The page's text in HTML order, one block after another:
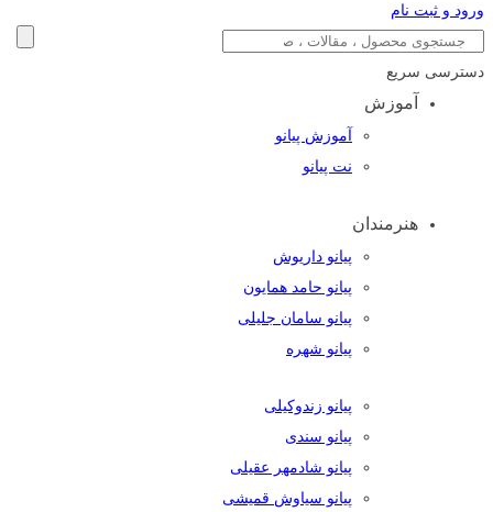
ورود و ثبت نام
دسترسی سریع
آموزش
آموزش پیانو
نت پیانو
هنرمندان
پیانو داریوش
پیانو حامد همایون
پیانو سامان جلیلی
پیانو شهره
پیانو زندوکیلی
پیانو سندی
پیانو شادمهر عقیلی
پیانو سیاوش قمیشی